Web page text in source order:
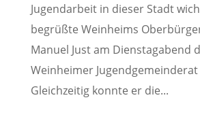
Jugendarbeit in dieser Stadt
begrüßte Weinheims
Manuel Just am Dienstagabend
Weinheimer
Gleichzeitig konnte er die...